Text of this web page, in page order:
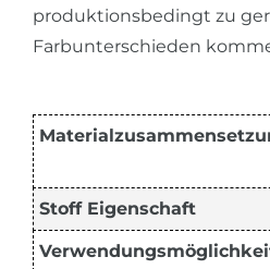
produktionsbedingt zu
Farbunterschieden
Stoff Eigenschaft